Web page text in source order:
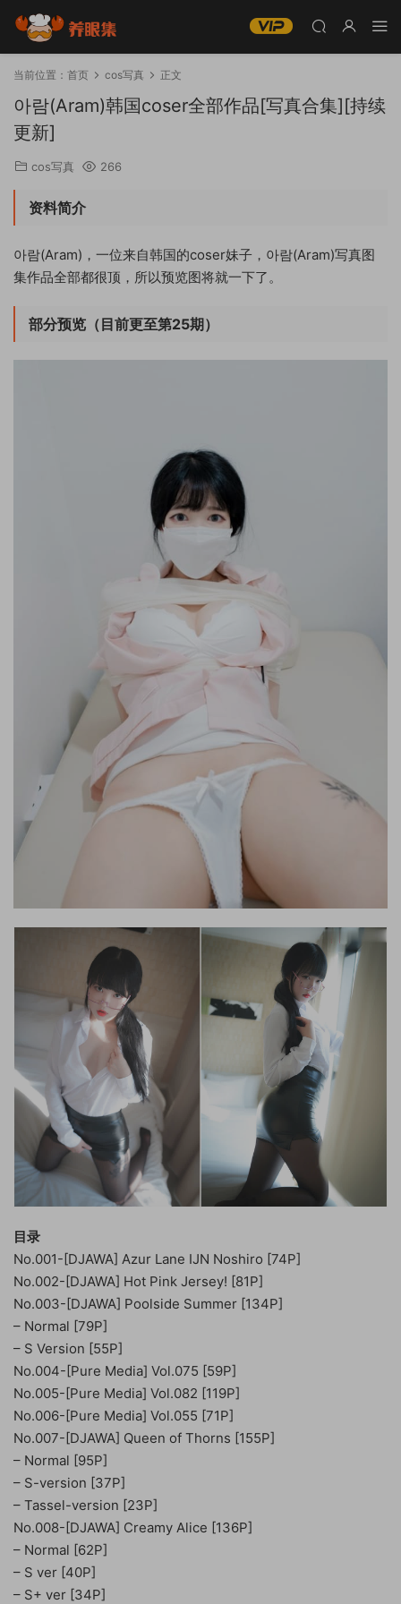
当前位置： 首页 cos写真 正文
아람(Aram)韩国coser全部作品[写真合集][持续
更新]
cos写真 266
资料简介
아람(Aram)，一位来自韩国的coser妹子，아람(Aram)写真图
集作品全部都很顶，所以预览图将就一下了。
部分预览（目前更至第25期）
目录
No.001-[DJAWA] Azur Lane IJN Noshiro [74P]
No.002-[DJAWA] Hot Pink Jersey! [81P]
No.003-[DJAWA] Poolside Summer [134P]
– Normal [79P]
– S Version [55P]
No.004-[Pure Media] Vol.075 [59P]
No.005-[Pure Media] Vol.082 [119P]
No.006-[Pure Media] Vol.055 [71P]
No.007-[DJAWA] Queen of Thorns [155P]
– Normal [95P]
– S-version [37P]
– Tassel-version [23P]
No.008-[DJAWA] Creamy Alice [136P]
– Normal [62P]
– S ver [40P]
– S+ ver [34P]